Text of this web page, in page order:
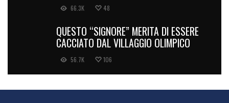
66.3K 48
QUESTO “SIGNORE” MERITA DI ESSERE
CACCIATO DAL VILLAGGIO OLIMPICO
56.7K 106